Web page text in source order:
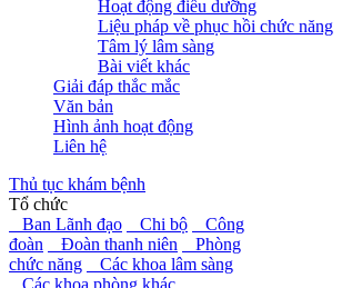
Hoạt động điều dưỡng
Liệu pháp về phục hồi chức năng
Tâm lý lâm sàng
Bài viết khác
Giải đáp thắc mắc
Văn bản
Hình ảnh hoạt động
Liên hệ
Thủ tục khám bệnh
Tổ chức
Ban Lãnh đạo
Chi bộ
Công
đoàn
Đoàn thanh niên
Phòng
chức năng
Các khoa lâm sàng
Các khoa phòng khác